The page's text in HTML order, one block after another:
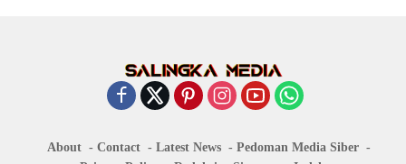
About Contact Latest News
Pedoman Media Siber